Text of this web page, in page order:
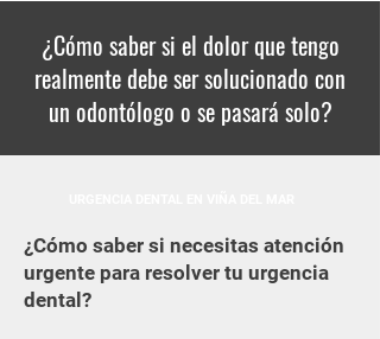
¿Cómo saber si el dolor que tengo
realmente debe ser solucionado con
un odontólogo o se pasará solo?
¿Cómo saber si necesitas atención
urgente para resolver tu urgencia
dental?